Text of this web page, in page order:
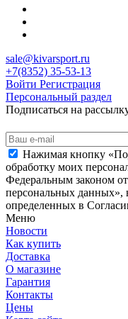
sale@kivarsport.ru
+7(8352) 35-53-13
Войти Регистрация
Персональный раздел
Подписаться на
Нажимая кнопку
обработку моих
Федеральным законом
персональных данных»,
определенных в
Меню
Новости
Как купить
Доставка
О магазине
Гарантия
Контакты
Цены